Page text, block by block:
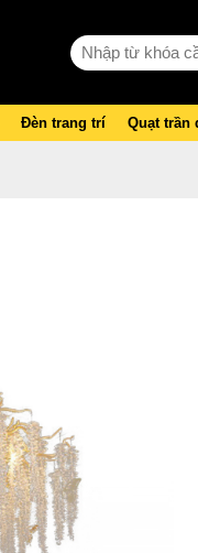
Đèn trang trí Quạt trần